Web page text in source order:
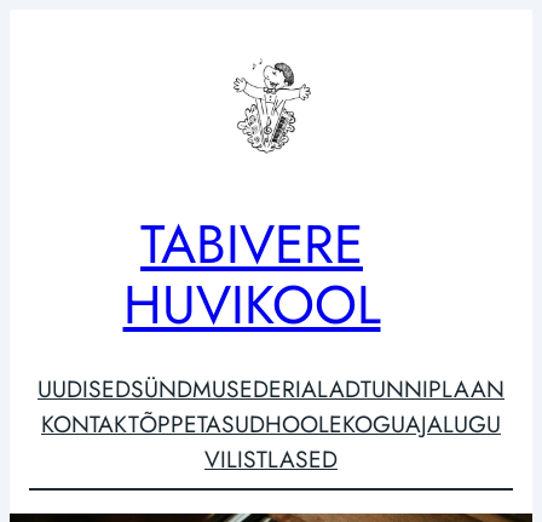
TABIVERE
HUVIKOOL
UUDISEDSÜNDMUSEDERIALADTUNNIPLAAN
KONTAKTÕPPETASUDHOOLEKOGUAJALUGU
VILISTLASED